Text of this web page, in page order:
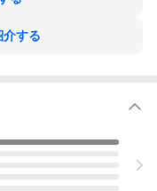
介する